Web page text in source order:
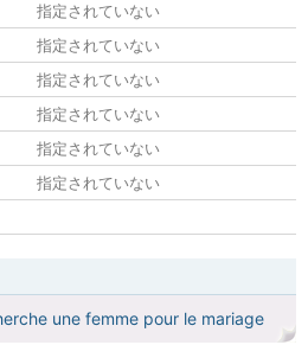
指定されていない
指定されていない
指定されていない
指定されていない
指定されていない
指定されていない
une femme pour le mariage